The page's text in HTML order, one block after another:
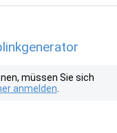
müssen Sie sich
anmelden